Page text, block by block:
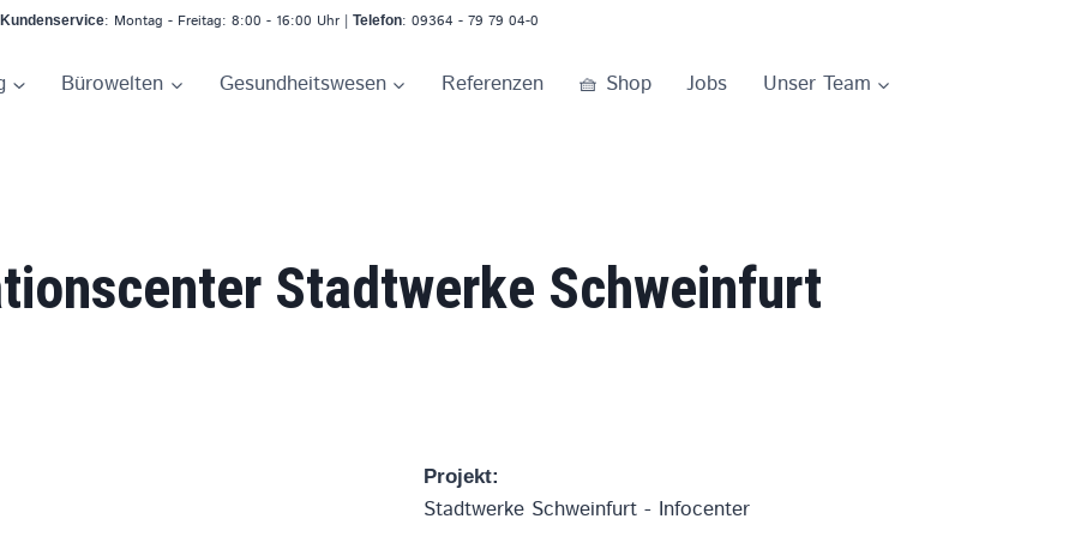
Kundenservice: Montag - Freitag: 8:00 - 16:00 Uhr | Telefon: 09364 - 79 79 04-0
Bürowelten Gesundheitswesen Referenzen 🧺 Shop Jobs Unser Team
Stadtwerke Schweinfurt
Projekt:
Stadtwerke Schweinfurt - Infocenter